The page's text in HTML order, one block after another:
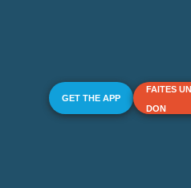
GET THE APP
FAITES UN
DON